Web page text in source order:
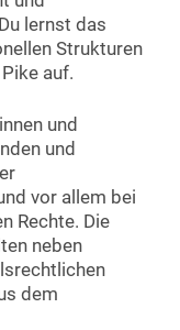
lernst das
Strukturen
auf.
und
und
vor allem bei
Rechte. Die
neben
dem